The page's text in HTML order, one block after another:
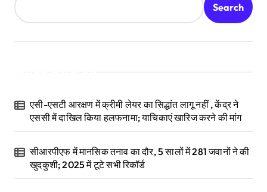
Search
एसी-एसटी आरक्षण में क्रीमी लेयर का सिद्धांत लागू नहीं , केंद्र ने
एससी में दाखिल किया हलफनामा; याचिकाएं खारिज करने की मांग
सीआरपीएफ में मानसिक तनाव का दौर, 5 सालों में 281 जवानों ने की
खुदकुशी; 2025 में टूटे सभी रिकॉर्ड